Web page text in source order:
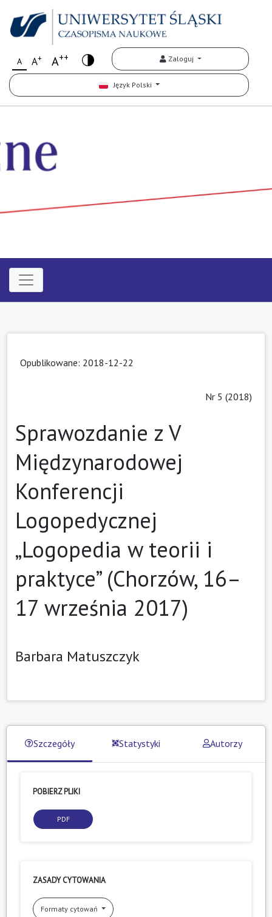
A A+ A++ Zaloguj
Język Polski
Opublikowane: 2018-12-22
Nr 5 (2018)
Sprawozdanie z V
Międzynarodowej
Konferencji
Logopedycznej
„Logopedia w teorii i
praktyce” (Chorzów, 16–
17 września 2017)
Barbara Matuszczyk
Szczegóły Statystyki Autorzy
POBIERZ PLIKI
PDF
ZASADY CYTOWANIA
Formaty cytowań